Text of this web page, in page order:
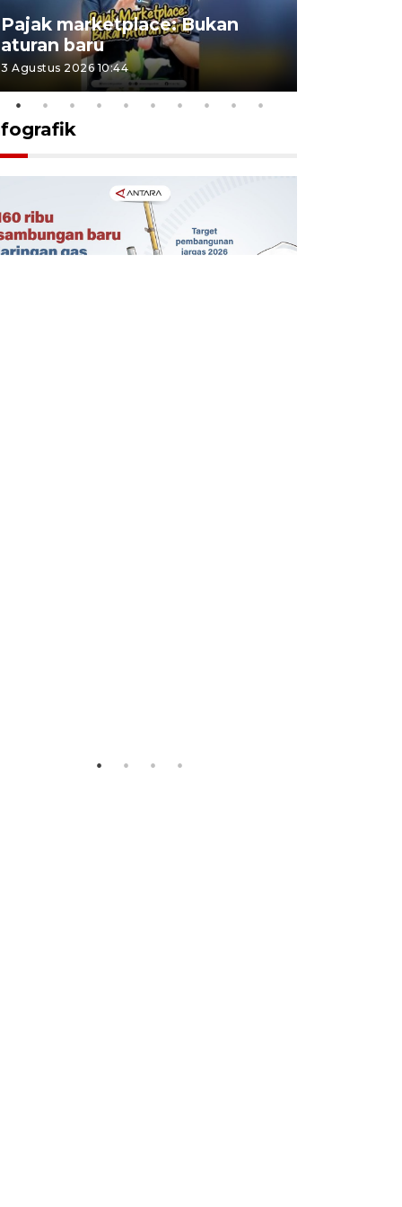
Pajak marketplace: Bukan
aturan baru
3 Agustus 2026 10:44